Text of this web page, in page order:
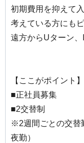
初期費用を抑えて
考えている方にも
遠方からUターン、
【ここがポイント】
■正社員募集
■2交替制
※2週間ごとの交
夜勤）